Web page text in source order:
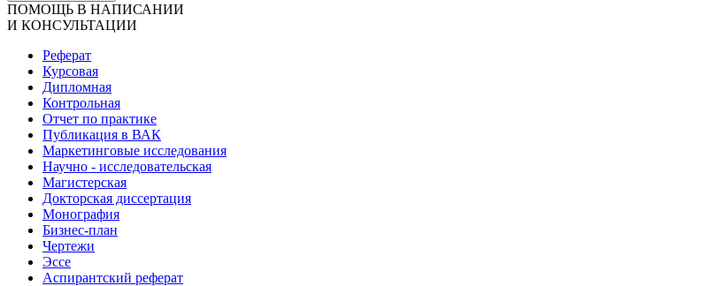
ПОМОЩЬ В НАПИСАНИИ
И КОНСУЛЬТАЦИИ
Реферат
Курсовая
Дипломная
Контрольная
Отчет по практике
Публикация в ВАК
Маркетинговые исследования
Научно - исследовательская
Магистерская
Докторская диссертация
Монография
Бизнес-план
Чертежи
Эссе
Аспирантский реферат